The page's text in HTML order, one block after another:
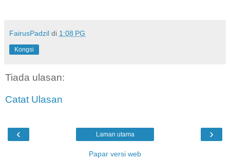
FairusPadzil di 1:08 PG
Kongsi
Tiada ulasan:
Catat Ulasan
‹ ›
Laman utama
Papar versi web